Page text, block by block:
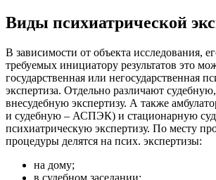
Виды психиатрической
В зависимости от объекта исследования,
требуемых инициатору результатов это
государственная или негосударственная
экспертиза. Отдельно различают
внесудебную экспертизу. А также
и судебную – АСПЭК) и стационарную
психиатрическую экспертизу. По месту
процедуры делятся на псих. экспертизы:
на дому;